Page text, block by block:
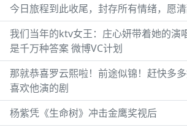
今日旅程到此收尾，封存所有情绪，愿
我们当年的ktv女王：庄心妍带着她的演
是千万种答案 微博VC计划
那就恭喜罗云熙啦！前途似锦！赶快多
喜欢他演的剧
杨紫凭《生命树》冲击金鹰奖视后